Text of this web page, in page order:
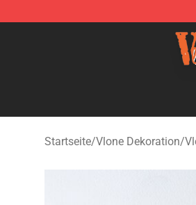
Vlone Shop - Official Vlone
Startseite/Vlone Dekoration/